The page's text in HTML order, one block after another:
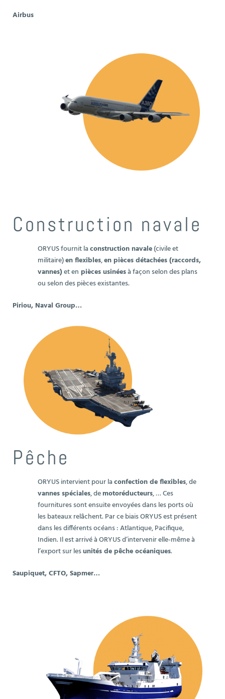
Airbus
Construction navale
ORYUS fournit laconstruction navale(civile et
militaire)en flexibles,en pièces détachées (raccords,
vannes)et en pièces usinéesà façon selon des plans
ou selon des pièces existantes.
Piriou, Naval Group…
Pêche
ORYUS intervient pour laconfection de flexibles, de
vannes spéciales, demotoréducteurs, … Ces
fournitures sont ensuite envoyées dans les ports où
les bateaux relâchent. Par ce biais ORYUS est présent
dans les différents océans : Atlantique, Pacifique,
Indien. Il est arrivé à ORYUS d’intervenir elle-même à
l’export sur lesunités de pêche océaniques.
Saupiquet, CFTO, Sapmer…